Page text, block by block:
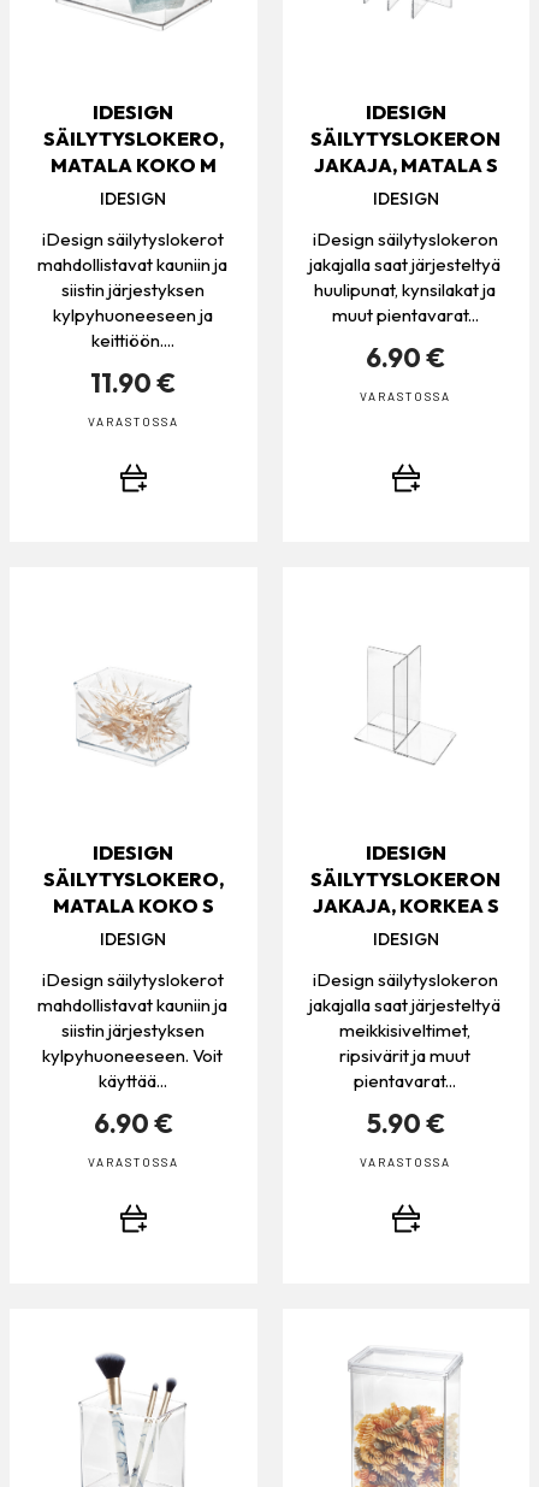
IDESIGN
SÄILYTYSLOKERO,
MATALA KOKO M
IDESIGN
iDesign säilytyslokerot
mahdollistavat kauniin ja
siistin järjestyksen
kylpyhuoneeseen ja
keittiöön....
11.90 €
VARASTOSSA
IDESIGN
SÄILYTYSLOKERON
JAKAJA, MATALA S
IDESIGN
iDesign säilytyslokeron
jakajalla saat järjesteltyä
huulipunat, kynsilakat ja
muut pientavarat...
6.90 €
VARASTOSSA
IDESIGN
SÄILYTYSLOKERO,
MATALA KOKO S
IDESIGN
iDesign säilytyslokerot
mahdollistavat kauniin ja
siistin järjestyksen
kylpyhuoneeseen. Voit
käyttää...
6.90 €
VARASTOSSA
IDESIGN
SÄILYTYSLOKERON
JAKAJA, KORKEA S
IDESIGN
iDesign säilytyslokeron
jakajalla saat järjesteltyä
meikkisiveltimet,
ripsivärit ja muut
pientavarat...
5.90 €
VARASTOSSA